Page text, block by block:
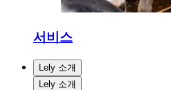
서비스
Lely 소개
Lely 소개